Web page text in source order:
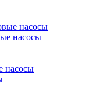
насосы
насосы
насосы